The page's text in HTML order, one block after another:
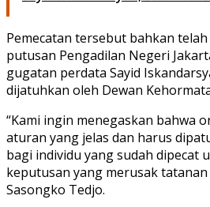
Pemecatan tersebut bahkan
putusan Pengadilan Negeri
gugatan perdata Sayid
dijatuhkan oleh Dewan
“Kami ingin menegaskan bahwa
aturan yang jelas dan harus
bagi individu yang sudah dipecat
keputusan yang merusak
Sasongko Tedjo.